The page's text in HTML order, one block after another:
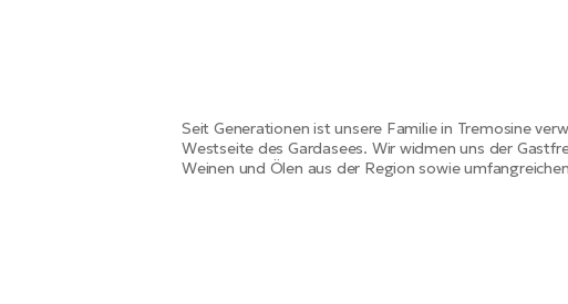
Stunden das komplette neue
Bauvorhaben besprochen haben.
Genauso zügig lief der komplette Bau,
Seit Generationen ist unsere Familie in Tremosine
Westseite des Gardasees. Wir widmen uns der
Weinen und Ölen aus der Region sowie